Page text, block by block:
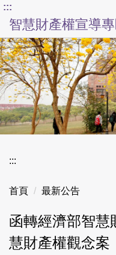
跳
到
主
要
內
容
區
:::
智慧財產權宣導
:::
首頁 最新公告
函轉經濟部智慧
慧財產權觀念案